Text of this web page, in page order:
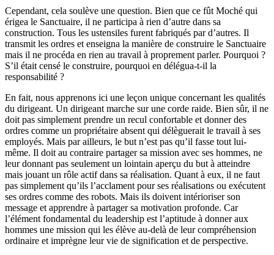
Cependant, cela soulève une question. Bien que ce fût Moché qui
érigea le Sanctuaire, il ne participa à rien d’autre dans sa
construction. Tous les ustensiles furent fabriqués par d’autres. Il
transmit les ordres et enseigna la manière de construire le Sanctuaire
mais il ne procéda en rien au travail à proprement parler. Pourquoi ?
S’il était censé le construire, pourquoi en délégua-t-il la
responsabilité ?
En fait, nous apprenons ici une leçon unique concernant les qualités
du dirigeant. Un dirigeant marche sur une corde raide. Bien sûr, il ne
doit pas simplement prendre un recul confortable et donner des
ordres comme un propriétaire absent qui délèguerait le travail à ses
employés. Mais par ailleurs, le but n’est pas qu’il fasse tout lui-
même. Il doit au contraire partager sa mission avec ses hommes, ne
leur donnant pas seulement un lointain aperçu du but à atteindre
mais jouant un rôle actif dans sa réalisation. Quant à eux, il ne faut
pas simplement qu’ils l’acclament pour ses réalisations ou exécutent
ses ordres comme des robots. Mais ils doivent intérioriser son
message et apprendre à partager sa motivation profonde. Car
l’élément fondamental du leadership est l’aptitude à donner aux
hommes une mission qui les élève au-delà de leur compréhension
ordinaire et imprègne leur vie de signification et de perspective.